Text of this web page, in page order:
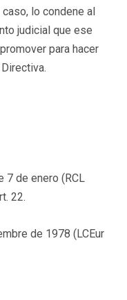
lo condene al
judicial que ese
para hacer
7 de enero (RCL
22.
de 1978 (LCEur